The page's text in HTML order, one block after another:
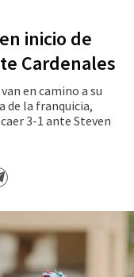
inicio de
Cardenales
en camino a su
de la franquicia,
3-1 ante Steven